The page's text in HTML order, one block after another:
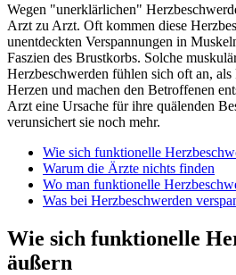
Wegen "unerklärlichen"
Arzt zu Arzt. Oft kommen diese
unentdeckten Verspannungen in
Faszien des Brustkorbs. Solche
Herzbeschwerden fühlen sich oft an, als
Herzen und machen den Betroffenen
Arzt eine Ursache für ihre quälenden
verunsichert sie noch mehr.
Wie sich funktionelle
Warum die Ärzte nichts finden
Wo man funktionelle
Was bei Herzbeschwerden
Wie sich funktionelle
äußern